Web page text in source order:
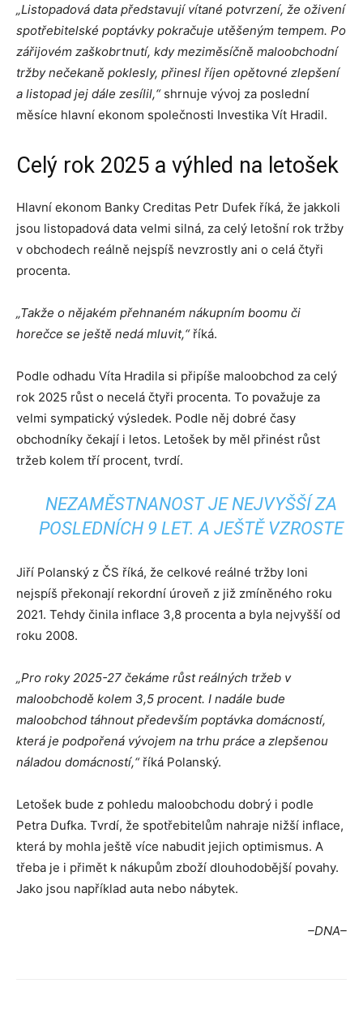
„Listopadová data představují vítané potvrzení, že oživení
spotřebitelské poptávky pokračuje utěšeným tempem. Po
zářijovém zaškobrtnutí, kdy meziměsíčně maloobchodní
tržby nečekaně poklesly, přinesl říjen opětovné zlepšení
a listopad jej dále zesílil,“shrnuje vývoj za poslední
měsíce hlavní ekonom společnosti Investika Vít Hradil.
Celý rok 2025 a výhled na letošek
Hlavní ekonom Banky Creditas Petr Dufek říká, že jakkoli
jsou listopadová data velmi silná, za celý letošní rok tržby
v obchodech reálně nejspíš nevzrostly ani o celá čtyři
procenta.
„Takže o nějakém přehnaném nákupním boomu či
horečce se ještě nedá mluvit,“říká.
Podle odhadu Víta Hradila si připíše maloobchod za celý
rok 2025 růst o necelá čtyři procenta. To považuje za
velmi sympatický výsledek. Podle něj dobré časy
obchodníky čekají i letos. Letošek by měl přinést růst
tržeb kolem tří procent, tvrdí.
NEZAMĚSTNANOST JE NEJVYŠŠÍ ZA
POSLEDNÍCH 9 LET. A JEŠTĚ VZROSTE
Jiří Polanský z ČS říká, že celkové reálné tržby loni
nejspíš překonají rekordní úroveň z již zmíněného roku
2021. Tehdy činila inflace 3,8 procenta a byla nejvyšší od
roku 2008.
„Pro roky 2025-27 čekáme růst reálných tržeb v
maloobchodě kolem 3,5 procent. I nadále bude
maloobchod táhnout především poptávka domácností,
která je podpořená vývojem na trhu práce a zlepšenou
náladou domácností,“říká Polanský.
Letošek bude z pohledu maloobchodu dobrý i podle
Petra Dufka. Tvrdí, že spotřebitelům nahraje nižší inflace,
která by mohla ještě více nabudit jejich optimismus. A
třeba je i přimět k nákupům zboží dlouhodobější povahy.
Jako jsou například auta nebo nábytek.
–DNA–